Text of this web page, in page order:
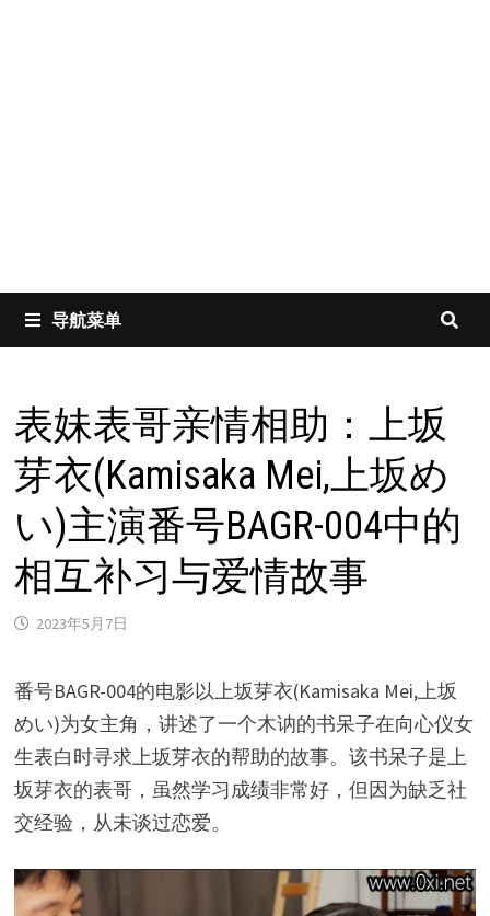
导航菜单
表妹表哥亲情相助：上坂
芽衣(Kamisaka Mei,上坂め
い)主演番号BAGR-004中的
相互补习与爱情故事
2023年5月7日
番号BAGR-004的电影以上坂芽衣(Kamisaka Mei,上坂
めい)为女主角，讲述了一个木讷的书呆子在向心仪女
生表白时寻求上坂芽衣的帮助的故事。该书呆子是上
坂芽衣的表哥，虽然学习成绩非常好，但因为缺乏社
交经验，从未谈过恋爱。